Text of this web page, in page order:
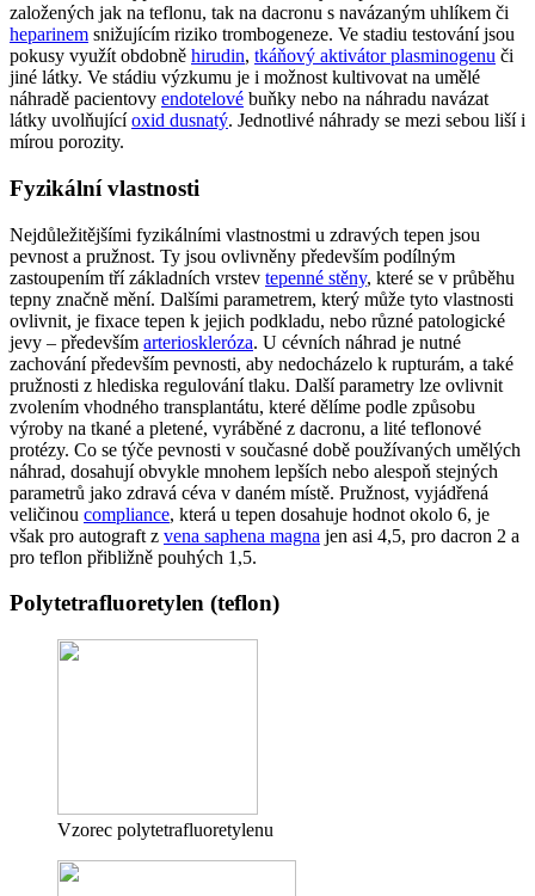
založených jak na teflonu, tak na dacronu s navázaným uhlíkem či
heparinem snižujícím riziko trombogeneze. Ve stadiu testování jsou
pokusy využít obdobně hirudin, tkáňový aktivátor plasminogenu či
jiné látky. Ve stádiu výzkumu je i možnost kultivovat na umělé
náhradě pacientovy endotelové buňky nebo na náhradu navázat
látky uvolňujícíoxid dusnatý. Jednotlivé náhrady se mezi sebou liší i
mírou porozity.
Fyzikální vlastnosti
Nejdůležitějšími fyzikálními vlastnostmi u zdravých tepen jsou
pevnost a pružnost. Ty jsou ovlivněny především podílným
zastoupením tří základních vrstev tepenné stěny, které se v průběhu
tepny značně mění. Dalšími parametrem, který může tyto vlastnosti
ovlivnit, je fixace tepen k jejich podkladu, nebo různé patologické
jevy – především arterioskleróza. U cévních náhrad je nutné
zachování především pevnosti, aby nedocházelo k rupturám, a také
pružnosti z hlediska regulování tlaku. Další parametry lze ovlivnit
zvolením vhodného transplantátu, které dělíme podle způsobu
výroby na tkané a pletené, vyráběné z dacronu, a lité teflonové
protézy. Co se týče pevnosti v současné době používaných umělých
náhrad, dosahují obvykle mnohem lepších nebo alespoň stejných
parametrů jako zdravá céva v daném místě. Pružnost, vyjádřená
veličinou compliance, která u tepen dosahuje hodnot okolo 6, je
však pro autograft z vena saphena magna jen asi 4,5, pro dacron 2 a
pro teflon přibližně pouhých 1,5.
Polytetrafluoretylen (teflon)
Vzorec polytetrafluoretylenu